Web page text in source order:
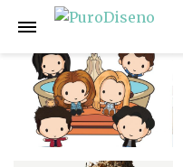
Anterior Siguiente